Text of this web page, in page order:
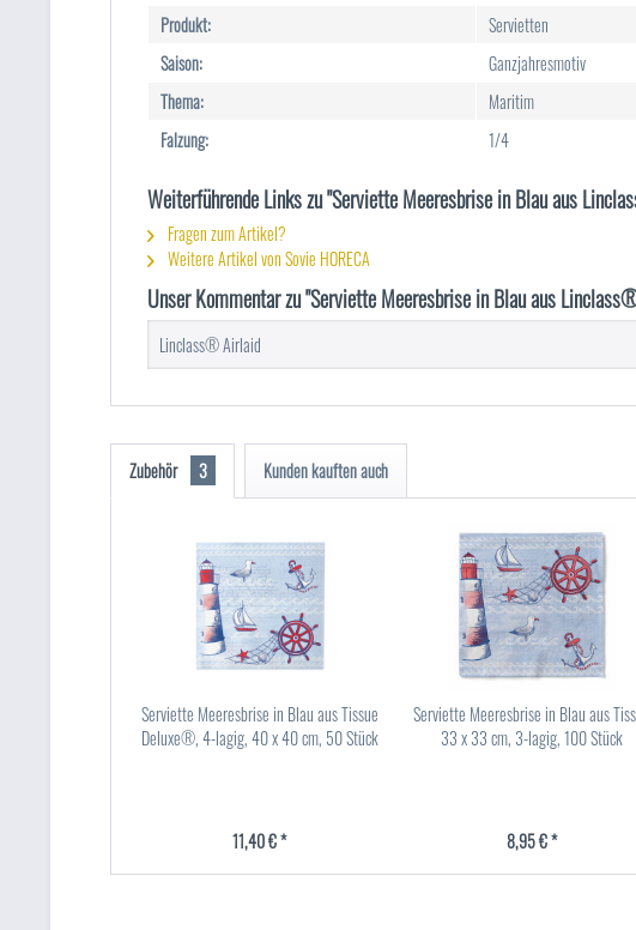
Produkt:
Servietten
Saison:
Ganzjahresmotiv
Thema:
Maritim
Falzung:
1/4
Weiterführende Links zu "Serviette Meeresbrise in Blau aus
Fragen zum Artikel?
Weitere Artikel von Sovie HORECA
Unser Kommentar zu "Serviette Meeresbrise in Blau aus
Linclass® Airlaid
Zubehör 3 Kunden kauften auch
Serviette Meeresbrise in Blau aus Tissue
Deluxe®, 4-lagig, 40 x 40 cm, 50 Stück
11,40 € *
Serviette Meeresbrise in Blau aus
33 x 33 cm, 3-lagig, 100 Stück
8,95 € *